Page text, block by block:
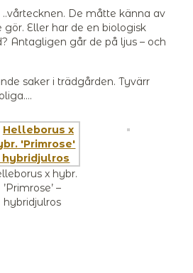
De måtte känna av
Eller har de en biologisk
Antagligen går de på ljus – och
saker i trädgården. Tyvärr
x hybr.
’Primrose’ –
hybridjulros